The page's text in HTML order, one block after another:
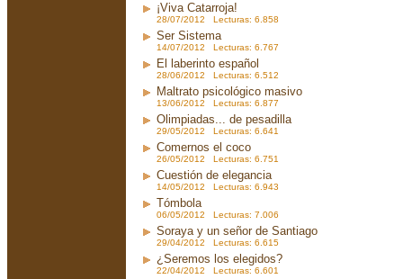
¡Viva Catarroja!
28/07/2012 Lecturas: 6.858
Ser Sistema
14/07/2012 Lecturas: 6.767
El laberinto español
28/06/2012 Lecturas: 6.512
Maltrato psicológico masivo
13/06/2012 Lecturas: 6.877
Olimpiadas... de pesadilla
29/05/2012 Lecturas: 6.641
Comernos el coco
26/05/2012 Lecturas: 6.751
Cuestión de elegancia
14/05/2012 Lecturas: 6.943
Tómbola
06/05/2012 Lecturas: 7.006
Soraya y un señor de Santiago
29/04/2012 Lecturas: 6.615
¿Seremos los elegidos?
22/04/2012 Lecturas: 6.601